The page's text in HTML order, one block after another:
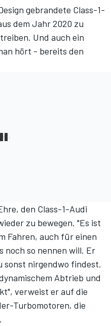
gebrandete Class-1-
dem Jahr 2020 zu
Und auch ein
hört - bereits den
den Class-1-Audi
zu bewegen. "Es ist
Fahren, auch für einen
noch so nennen will. Er
sonst nirgendwo findest.
Abtrieb und
verweist er auf die
Turbomotoren, die